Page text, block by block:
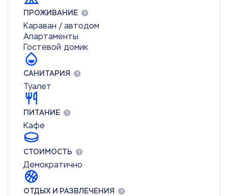
ПРОЖИВАНИЕ
Караван / автодом
Апартаменты
Гостевой домик
САНИТАРИЯ
Туалет
ПИТАНИЕ
Кафе
СТОИМОСТЬ
Демократично
ОТДЫХ И РАЗВЛЕЧЕНИЯ